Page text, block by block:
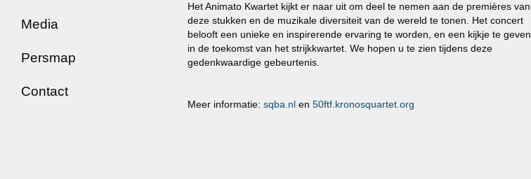
Media
Persmap
Contact
Het Animato Kwartet kijkt er naar uit om deel te nemen aan de premières van
deze stukken en de muzikale diversiteit van de wereld te tonen. Het concert
belooft een unieke en inspirerende ervaring te worden, en een kijkje te geven
in de toekomst van het strijkkwartet. We hopen u te zien tijdens deze
gedenkwaardige gebeurtenis.
Meer informatie: sqba.nl en 50ftf.kronosquartet.org